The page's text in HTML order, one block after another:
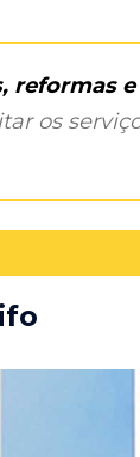
reformas
os